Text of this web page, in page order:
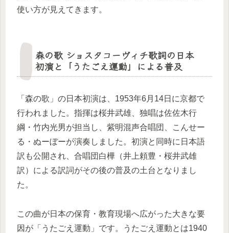
使い方が見えてきます。
森の歌 ショスタコーヴィチ歌詞の日本
初演と「うたごえ運動」による普及
「森の歌」の日本初演は、1953年6月14日に京都で
行われました。指揮は桜井武雄、独唱は佐佐木行
綱・竹内光男が担当し、紫明混声合唱団、こんせー
る・ぬーぼーが演奏しました。初演と同時に日本語
訳も公開され、合唱団白樺（井上頼豊・桜井武雄
訳）による訳詞がその後の普及の土台となりまし
た。
この曲が日本の保育・教育現場へ広がった大きな要
因が「うたごえ運動」です。うたごえ運動とは1940